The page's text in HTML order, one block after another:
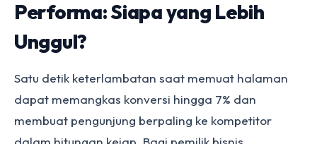
Performa: Siapa yang Lebih
Unggul?
Satu detik keterlambatan saat memuat halaman
dapat memangkas konversi hingga 7% dan
membuat pengunjung berpaling ke kompetitor